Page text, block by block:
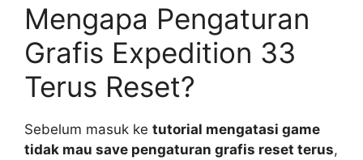
Mengapa Pengaturan
Grafis Expedition 33
Terus Reset?
Sebelum masuk ke tutorial mengatasi game
tidak mau save pengaturan grafis reset terus,